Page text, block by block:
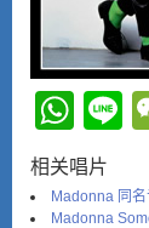
相关唱片
Madonna 同
Madonna